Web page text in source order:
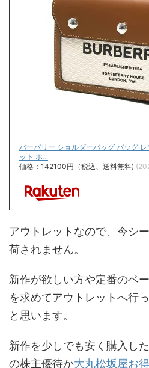
バーバリー ショルダーバッグ バッグ
ット ホ...
価格：142100円（税込、送料無料)
アウトレットなので、今シ
荷されません。
新作が欲しい方や定番のベ
を求めてアウトレットへ行
と思います。
新作を少しでも安く購入し
の株主優待か大丸松坂屋お